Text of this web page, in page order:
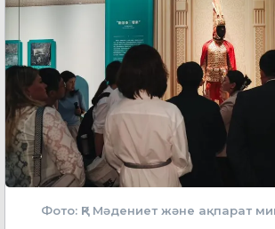
Фото: ҚР Мәдениет және ақпарат